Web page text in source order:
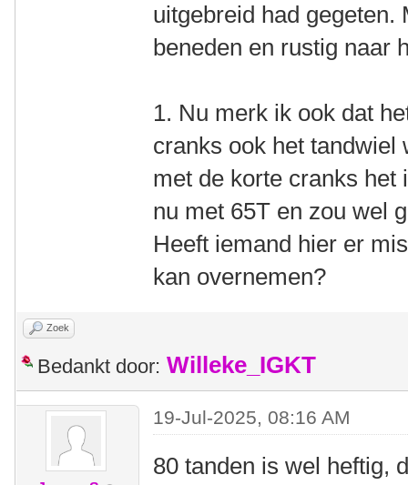
uitgebreid had gegeten.
beneden en rustig naar
1. Nu merk ik ook dat
cranks ook het tandwiel
met de korte cranks het
nu met 65T en zou wel
Heeft iemand hier er
kan overnemen?
Zoek
Bedankt door: Willeke_IGKT
19-Jul-2025, 08:16 AM
80 tanden is wel heftig,